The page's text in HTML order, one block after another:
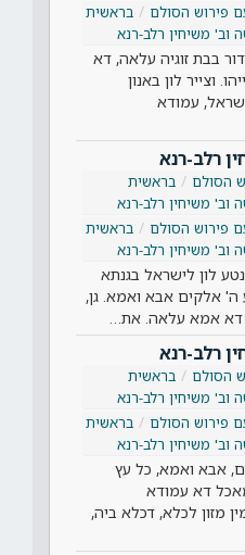
פירוש הסולם
בראשית
וב' משיחין רלב-רנא
בבת זוגיה עלאה, דא
וצייר לון באנון
עמודא
רלב-רנא
הסולם
בראשית
וב' משיחין רלב-רנא
פירוש הסולם
בראשית
וב' משיחין רלב-רנא
לון לישראל בגנתא
ה' אלקים אבא ואמא. גן,
אמא עלאה. את…
רלב-רנא
הסולם
בראשית
וב' משיחין רלב-רנא
פירוש הסולם
בראשית
וב' משיחין רלב-רנא
אבא ואמא, כל עץ
דא עמודא
מזון לכלא, דכלא ביה,